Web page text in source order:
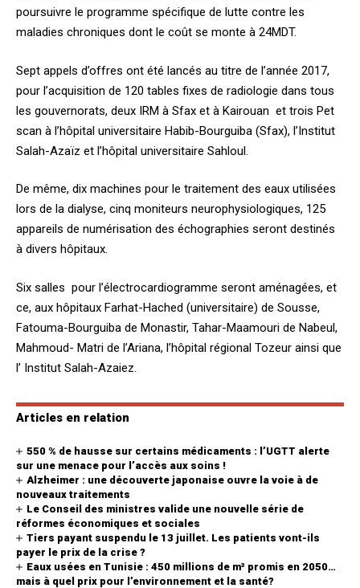
poursuivre le programme spécifique de lutte contre les
maladies chroniques dont le coût se monte à 24MDT.
Sept appels d’offres ont été lancés au titre de l’année 2017,
pour l’acquisition de 120 tables fixes de radiologie dans tous
les gouvernorats, deux IRM à Sfax et à Kairouan et trois Pet
scan à l’hôpital universitaire Habib-Bourguiba (Sfax), l’Institut
Salah-Azaïz et l’hôpital universitaire Sahloul.
De même, dix machines pour le traitement des eaux utilisées
lors de la dialyse, cinq moniteurs neurophysiologiques, 125
appareils de numérisation des échographies seront destinés
à divers hôpitaux.
Six salles pour l’électrocardiogramme seront aménagées, et
ce, aux hôpitaux Farhat-Hached (universitaire) de Sousse,
Fatouma-Bourguiba de Monastir, Tahar-Maamouri de Nabeul,
Mahmoud- Matri de l’Ariana, l’hôpital régional Tozeur ainsi que
l’ Institut Salah-Azaiez.
Articles en relation
550 % de hausse sur certains médicaments : l’UGTT alerte
sur une menace pour l’accès aux soins !
Alzheimer : une découverte japonaise ouvre la voie à de
nouveaux traitements
Le Conseil des ministres valide une nouvelle série de
réformes économiques et sociales
Tiers payant suspendu le 13 juillet. Les patients vont-ils
payer le prix de la crise ?
Eaux usées en Tunisie : 450 millions de m³ promis en 2050…
mais à quel prix pour l’environnement et la santé?